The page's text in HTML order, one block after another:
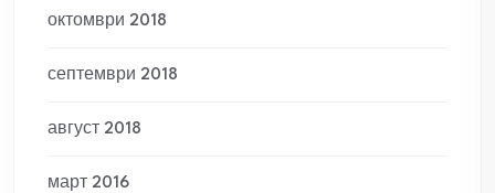
октомври 2018
септември 2018
август 2018
март 2016